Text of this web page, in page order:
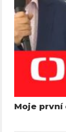
Moje první